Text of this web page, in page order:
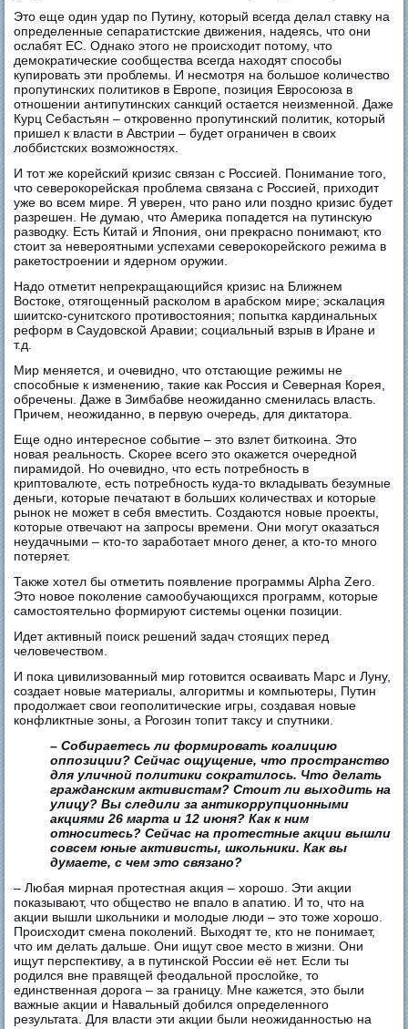
Это еще один удар по Путину, который всегда делал ставку на
определенные сепаратистские движения, надеясь, что они
ослабят ЕС. Однако этого не происходит потому, что
демократические сообщества всегда находят способы
купировать эти проблемы. И несмотря на большое количество
пропутинских политиков в Европе, позиция Евросоюза в
отношении антипутинских санкций остается неизменной. Даже
Курц Себастьян – откровенно пропутинский политик, который
пришел к власти в Австрии – будет ограничен в своих
лоббистских возможностях.
И тот же корейский кризис связан с Россией. Понимание того,
что северокорейская проблема связана с Россией, приходит
уже во всем мире. Я уверен, что рано или поздно кризис будет
разрешен. Не думаю, что Америка попадется на путинскую
разводку. Есть Китай и Япония, они прекрасно понимают, кто
стоит за невероятными успехами северокорейского режима в
ракетостроении и ядерном оружии.
Надо отметит непрекращающийся кризис на Ближнем
Востоке, отягощенный расколом в арабском мире; эскалация
шиитско-сунитского противостояния; попытка кардинальных
реформ в Саудовской Аравии; социальный взрыв в Иране и
т.д.
Мир меняется, и очевидно, что отстающие режимы не
способные к изменению, такие как Россия и Северная Корея,
обречены. Даже в Зимбабве неожиданно сменилась власть.
Причем, неожиданно, в первую очередь, для диктатора.
Еще одно интересное событие – это взлет биткоина. Это
новая реальность. Скорее всего это окажется очередной
пирамидой. Но очевидно, что есть потребность в
криптовалюте, есть потребность куда-то вкладывать безумные
деньги, которые печатают в больших количествах и которые
рынок не может в себя вместить. Создаются новые проекты,
которые отвечают на запросы времени. Они могут оказаться
неудачными – кто-то заработает много денег, а кто-то много
потеряет.
Также хотел бы отметить появление программы Alpha Zero.
Это новое поколение самообучающихся программ, которые
самостоятельно формируют системы оценки позиции.
Идет активный поиск решений задач стоящих перед
человечеством.
И пока цивилизованный мир готовится осваивать Марс и Луну,
создает новые материалы, алгоритмы и компьютеры, Путин
продолжает свои геополитические игры, создавая новые
конфликтные зоны, а Рогозин топит таксу и спутники.
– Собираетесь ли формировать коалицию
оппозиции? Сейчас ощущение, что пространство
для уличной политики сократилось. Что делать
гражданским активистам? Стоит ли выходить на
улицу? Вы следили за антикоррупционными
акциями 26 марта и 12 июня? Как к ним
относитесь? Сейчас на протестные акции вышли
совсем юные активисты, школьники. Как вы
думаете, с чем это связано?
– Любая мирная протестная акция – хорошо. Эти акции
показывают, что общество не впало в апатию. И то, что на
акции вышли школьники и молодые люди – это тоже хорошо.
Происходит смена поколений. Выходят те, кто не понимает,
что им делать дальше. Они ищут свое место в жизни. Они
ищут перспективу, а в путинской России её нет. Если ты
родился вне правящей феодальной прослойке, то
единственная дорога – за границу. Мне кажется, это были
важные акции и Навальный добился определенного
результата. Для власти эти акции были неожиданностью на